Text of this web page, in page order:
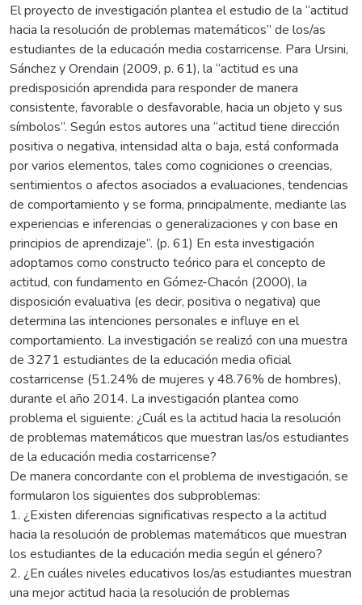
El proyecto de investigación plantea el estudio de la “actitud
hacia la resolución de problemas matemáticos” de los/as
estudiantes de la educación media costarricense. Para Ursini,
Sánchez y Orendain (2009, p. 61), la “actitud es una
predisposición aprendida para responder de manera
consistente, favorable o desfavorable, hacia un objeto y sus
símbolos”. Según estos autores una “actitud tiene dirección
positiva o negativa, intensidad alta o baja, está conformada
por varios elementos, tales como cogniciones o creencias,
sentimientos o afectos asociados a evaluaciones, tendencias
de comportamiento y se forma, principalmente, mediante las
experiencias e inferencias o generalizaciones y con base en
principios de aprendizaje”. (p. 61) En esta investigación
adoptamos como constructo teórico para el concepto de
actitud, con fundamento en Gómez-Chacón (2000), la
disposición evaluativa (es decir, positiva o negativa) que
determina las intenciones personales e influye en el
comportamiento. La investigación se realizó con una muestra
de 3271 estudiantes de la educación media oficial
costarricense (51.24% de mujeres y 48.76% de hombres),
durante el año 2014. La investigación plantea como
problema el siguiente: ¿Cuál es la actitud hacia la resolución
de problemas matemáticos que muestran las/os estudiantes
de la educación media costarricense?
De manera concordante con el problema de investigación, se
formularon los siguientes dos subproblemas:
1. ¿Existen diferencias significativas respecto a la actitud
hacia la resolución de problemas matemáticos que muestran
los estudiantes de la educación media según el género?
2. ¿En cuáles niveles educativos los/as estudiantes muestran
una mejor actitud hacia la resolución de problemas